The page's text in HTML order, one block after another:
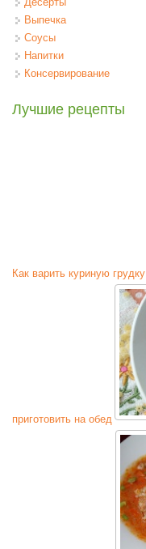
Выпечка
Соусы
Напитки
Консервирование
Лучшие рецепты
Как варить куриную грудку
приготовить на обед